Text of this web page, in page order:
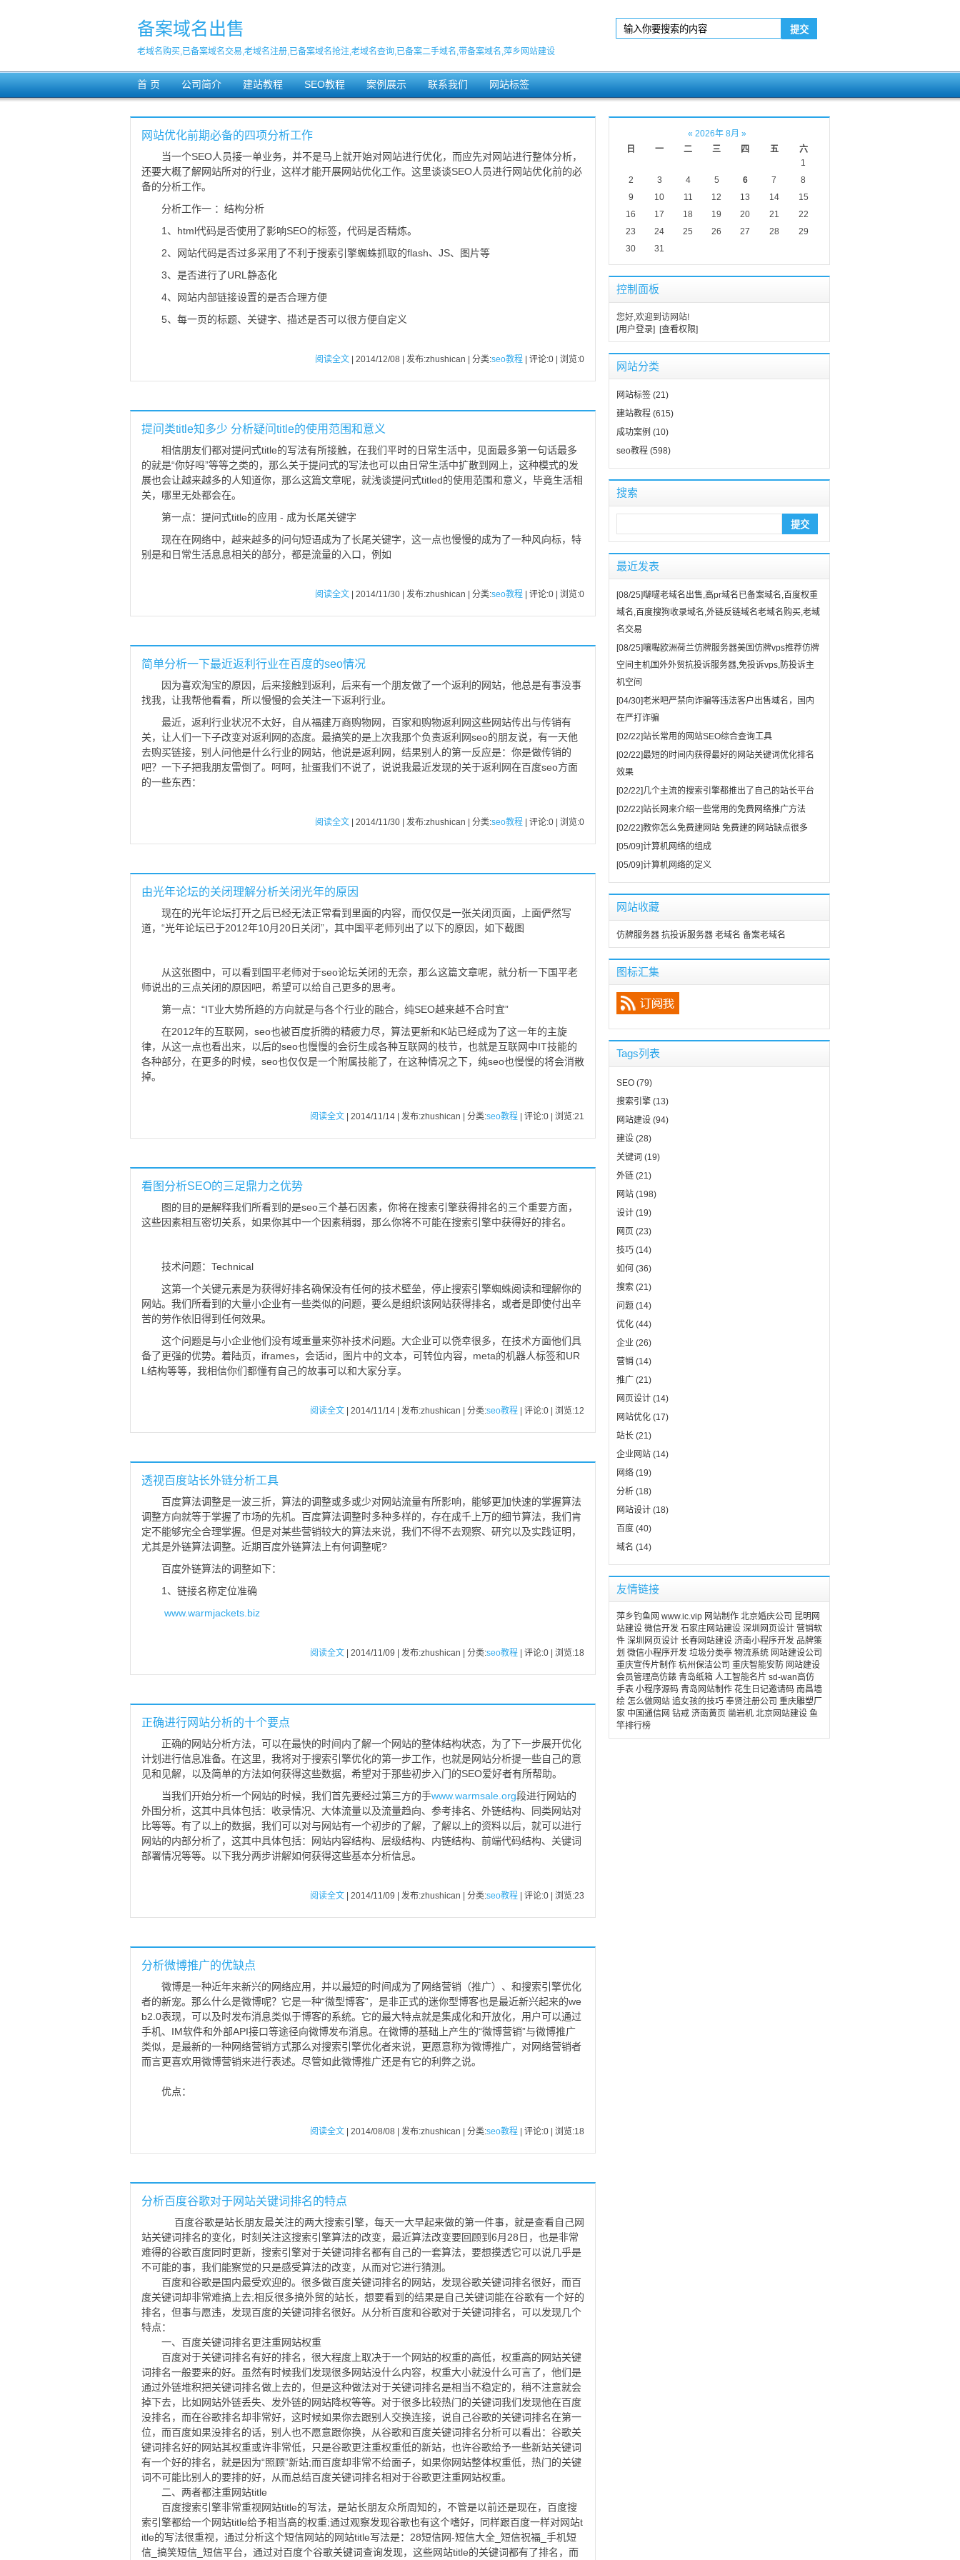
备案域名出售
老域名购买,已备案域名交易,老域名注册,已备案域名抢注,老域名查询,已备案二手域名,带备案域名,萍乡网站建设
首 页 公司简介 建站教程 SEO教程 案例展示 联系我们 网站标签
网站优化前期必备的四项分析工作
当一个SEO人员接一单业务，并不是马上就开始对网站进行优化，而应先对网站进行整体分析，
还要大概了解网站所对的行业，这样才能开展网站优化工作。这里谈谈SEO人员进行网站优化前的必
备的分析工作。
分析工作一 ：结构分析
1、html代码是否使用了影响SEO的标签，代码是否精炼。
2、网站代码是否过多采用了不利于搜索引擎蜘蛛抓取的flash、JS、图片等
3、是否进行了URL静态化
4、网站内部链接设置的是否合理方便
5、每一页的标题、关键字、描述是否可以很方便自定义
阅读全文 | 2014/12/08 | 发布:zhushican | 分类:seo教程 | 评论:0 | 浏览:0
提问类title知多少 分析疑问title的使用范围和意义
相信朋友们都对提问式title的写法有所接触，在我们平时的日常生活中，见面最多第一句话最多
的就是“你好吗”等等之类的，那么关于提问式的写法也可以由日常生活中扩散到网上，这种模式的发
展也会让越来越多的人知道你，那么这篇文章呢，就浅谈提问式titled的使用范围和意义，毕竟生活相
关，哪里无处都会在。
第一点：提问式title的应用 - 成为长尾关键字
现在在网络中，越来越多的问句短语成为了长尾关键字，这一点也慢慢的成为了一种风向标，特
别是和日常生活息息相关的部分，都是流量的入口，例如
阅读全文 | 2014/11/30 | 发布:zhushican | 分类:seo教程 | 评论:0 | 浏览:0
简单分析一下最近返利行业在百度的seo情况
因为喜欢淘宝的原因，后来接触到返利，后来有一个朋友做了一个返利的网站，他总是有事没事
找我，让我帮他看看，所以慢慢的会关注一下返利行业。
最近，返利行业状况不太好，自从福建万商购物网，百家和购物返利网这些网站传出与传销有
关，让人们一下子改变对返利网的态度。最搞笑的是上次我那个负责返利网seo的朋友说，有一天他
去购买链接，别人问他是什么行业的网站，他说是返利网，结果别人的第一反应是：你是做传销的
吧？一下子把我朋友雷倒了。呵呵，扯蛋我们不说了，说说我最近发现的关于返利网在百度seo方面
的一些东西：
阅读全文 | 2014/11/30 | 发布:zhushican | 分类:seo教程 | 评论:0 | 浏览:0
由光年论坛的关闭理解分析关闭光年的原因
现在的光年论坛打开之后已经无法正常看到里面的内容，而仅仅是一张关闭页面，上面俨然写
道，“光年论坛已于2012年10月20日关闭”，其中国平老师列出了以下的原因，如下截图
从这张图中，可以看到国平老师对于seo论坛关闭的无奈，那么这篇文章呢，就分析一下国平老
师说出的三点关闭的原因吧，希望可以给自己更多的思考。
第一点：“IT业大势所趋的方向就是与各个行业的融合，纯SEO越来越不合时宜”
在2012年的互联网，seo也被百度折腾的精疲力尽，算法更新和K站已经成为了这一年的主旋
律，从这一点也看出来，以后的seo也慢慢的会衍生成各种互联网的枝节，也就是互联网中IT技能的
各种部分，在更多的时候，seo也仅仅是一个附属技能了，在这种情况之下，纯seo也慢慢的将会消散
掉。
阅读全文 | 2014/11/14 | 发布:zhushican | 分类:seo教程 | 评论:0 | 浏览:21
看图分析SEO的三足鼎力之优势
图的目的是解释我们所看到的是seo三个基石因素，你将在搜索引擎获得排名的三个重要方面，
这些因素相互密切关系，如果你其中一个因素稍弱，那么你将不可能在搜索引擎中获得好的排名。
技术问题：Technical
这第一个关键元素是为获得好排名确保没有任何的技术壁垒，停止搜索引擎蜘蛛阅读和理解你的
网站。我们所看到的大量小企业有一些类似的问题，要么是组织该网站获得排名，或者是即使付出辛
苦的劳作依旧得到任何效果。
这个问题是与小企业他们没有域重量来弥补技术问题。大企业可以侥幸很多，在技术方面他们具
备了更强的优势。着陆页，iframes，会话id，图片中的文本，可转位内容，meta的机器人标签和UR
L结构等等，我相信你们都懂有自己的故事可以和大家分享。
阅读全文 | 2014/11/14 | 发布:zhushican | 分类:seo教程 | 评论:0 | 浏览:12
透视百度站长外链分析工具
百度算法调整是一波三折，算法的调整或多或少对网站流量有所影响，能够更加快速的掌握算法
调整方向就等于掌握了市场的先机。百度算法调整时多种多样的，存在成千上万的细节算法，我们肯
定不能够完全合理掌握。但是对某些营销较大的算法来说，我们不得不去观察、研究以及实践证明，
尤其是外链算法调整。近期百度外链算法上有何调整呢?
百度外链算法的调整如下：
1、链接名称定位准确
www.warmjackets.biz
阅读全文 | 2014/11/09 | 发布:zhushican | 分类:seo教程 | 评论:0 | 浏览:18
正确进行网站分析的十个要点
正确的网站分析方法，可以在最快的时间内了解一个网站的整体结构状态，为了下一步展开优化
计划进行信息准备。在这里，我将对于搜索引擎优化的第一步工作，也就是网站分析提一些自己的意
见和见解，以及简单的方法如何获得这些数据，希望对于那些初步入门的SEO爱好者有所帮助。
当我们开始分析一个网站的时候，我们首先要经过第三方的手www.warmsale.org段进行网站的
外围分析，这其中具体包括：收录情况、大体流量以及流量趋向、参考排名、外链结构、同类网站对
比等等。有了以上的数据，我们可以对与网站有一个初步的了解，了解以上的资料以后，就可以进行
网站的内部分析了，这其中具体包括：网站内容结构、层级结构、内链结构、前端代码结构、关键词
部署情况等等。以下我分两步讲解如何获得这些基本分析信息。
阅读全文 | 2014/11/09 | 发布:zhushican | 分类:seo教程 | 评论:0 | 浏览:23
分析微博推广的优缺点
微博是一种近年来新兴的网络应用，并以最短的时间成为了网络营销（推广）、和搜索引擎优化
者的新宠。那么什么是微博呢？它是一种“微型博客”，是非正式的迷你型博客也是最近新兴起来的we
b2.0表现，可以及时发布消息类似于博客的系统。它的最大特点就是集成化和开放化，用户可以通过
手机、IM软件和外部API接口等途径向微博发布消息。在微博的基础上产生的“微博营销”与微博推广
类似，是最新的一种网络营销方式那么对搜索引擎优化者来说，更愿意称为微博推广，对网络营销者
而言更喜欢用微博营销来进行表述。尽管如此微博推广还是有它的利弊之说。
优点：
阅读全文 | 2014/08/08 | 发布:zhushican | 分类:seo教程 | 评论:0 | 浏览:18
分析百度谷歌对于网站关键词排名的特点
百度谷歌是站长朋友最关注的两大搜索引擎，每天一大早起来做的第一件事，就是查看自己网
站关键词排名的变化，时刻关注这搜索引擎算法的改变，最近算法改变要回顾到6月28日，也是非常
难得的谷歌百度同时更新，搜索引擎对于关键词排名都有自己的一套算法，要想摸透它可以说几乎是
不可能的事，我们能察觉的只是感受算法的改变，从而对它进行猜测。
百度和谷歌是国内最受欢迎的。很多做百度关键词排名的网站，发现谷歌关键词排名很好，而百
度关键词却非常难搞上去;相反很多搞外贸的站长，想要看到的结果是自己关键词能在谷歌有一个好的
排名，但事与愿违，发现百度的关键词排名很好。从分析百度和谷歌对于关键词排名，可以发现几个
特点：
一、百度关键词排名更注重网站权重
百度对于关键词排名有好的排名，很大程度上取决于一个网站的权重的高低，权重高的网站关键
词排名一般要来的好。虽然有时候我们发现很多网站没什么内容，权重大小就没什么可言了，他们是
通过外链堆积把关键词排名做上去的，但是这种做法对于关键词排名是相当不稳定的，稍不注意就会
掉下去，比如网站外链丢失、发外链的网站降权等等。对于很多比较热门的关键词我们发现他在百度
没排名，而在谷歌排名却非常好，这时候如果你去跟别人交换连接，说自己谷歌的关键词排名在第一
位，而百度如果没排名的话，别人也不愿意跟你换，从谷歌和百度关键词排名分析可以看出：谷歌关
键词排名好的网站其权重或许非常低，只是谷歌更注重权重低的新站，也许谷歌给予一些新站关键词
有一个好的排名，就是因为“照顾”新站;而百度却非常不给面子，如果你网站整体权重低，热门的关键
词不可能比别人的要排的好，从而总结百度关键词排名相对于谷歌更注重网站权重。
二、两者都注重网站title
百度搜索引擎非常重视网站title的写法，是站长朋友众所周知的，不管是以前还是现在，百度搜
索引擎都给一个网站title给予相当高的权重;通过观察发现谷歌也有这个嗜好，同样跟百度一样对网站t
itle的写法很重视，通过分析这个短信网站的网站title写法是：28短信网-短信大全_短信祝福_手机短
信_搞笑短信_短信平台，通过对百度个谷歌关键词查询发现，这些网站title的关键词都有了排名，而
« 2026年 8月 »
日
一 二 三 四 五
六
1
2
3 4 5 6 7
8
9
10 11 12 13 14
15
16
17 18 19 20 21
22
23
24 25 26 27 28
29
30
31
控制面板
您好,欢迎到访网站!
[用户登录] [查看权限]
网站分类
网站标签 (21)
建站教程 (615)
成功案例 (10)
seo教程 (598)
搜索
最近发表
[08/25]嚹嚺老域名出售,高pr域名已备案域名,百度权重
域名,百度搜狗收录域名,外链反链域名老域名购买,老域
名交易
[08/25]嚷嚸欧洲荷兰仿牌服务器美国仿牌vps推荐仿牌
空间主机国外外贸抗投诉服务器,免投诉vps,防投诉主
机空间
[04/30]老米吧严禁向诈骗等违法客户出售域名，国内
在严打诈骗
[02/22]站长常用的网站SEO综合查询工具
[02/22]最短的时间内获得最好的网站关键词优化排名
效果
[02/22]几个主流的搜索引擎都推出了自己的站长平台
[02/22]站长网来介绍一些常用的免费网络推广方法
[02/22]教你怎么免费建网站 免费建的网站缺点很多
[05/09]计算机网络的组成
[05/09]计算机网络的定义
网站收藏
仿牌服务器 抗投诉服务器 老域名 备案老域名
图标汇集
Tags列表
SEO (79)
搜索引擎 (13)
网站建设 (94)
建设 (28)
关键词 (19)
外链 (21)
网站 (198)
设计 (19)
网页 (23)
技巧 (14)
如何 (36)
搜索 (21)
问题 (14)
优化 (44)
企业 (26)
营销 (14)
推广 (21)
网页设计 (14)
网站优化 (17)
站长 (21)
企业网站 (14)
网络 (19)
分析 (18)
网站设计 (18)
百度 (40)
域名 (14)
友情链接
萍乡钓鱼网 www.ic.vip 网站制作 北京婚庆公司 昆明网
站建设 微信开发 石家庄网站建设 深圳网页设计 营销软
件 深圳网页设计 长春网站建设 济南小程序开发 品牌策
划 微信小程序开发 垃圾分类亭 物流系统 网站建设公司
重庆宣传片制作 杭州保洁公司 重庆智能安防 网站建设
会员管理高仿錶 青岛纸箱 人工智能名片 sd-wan高仿
手表 小程序源码 青岛网站制作 花生日记邀请码 南昌墙
绘 怎么做网站 追女孩的技巧 奉贤注册公司 重庆雕塑厂
家 中国通信网 钻戒 济南黄页 凿岩机 北京网站建设 鱼
竿排行榜